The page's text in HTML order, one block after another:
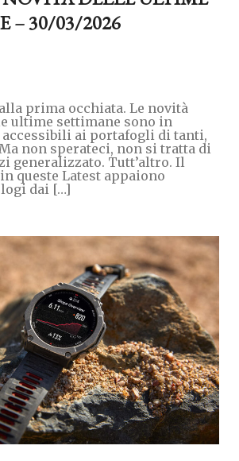
– 30/03/2026
prima occhiata. Le novità
ultime settimane sono in
accessibili ai portafogli di tanti,
non sperateci, non si tratta di
generalizzato. Tutt’altro. Il
queste Latest appaiono
dai […]